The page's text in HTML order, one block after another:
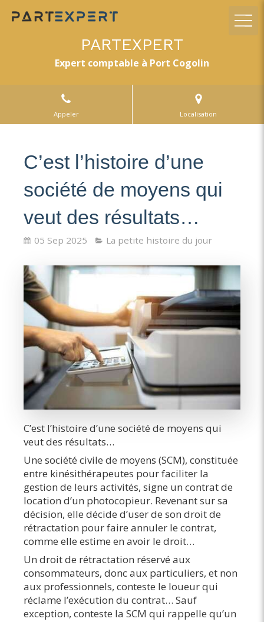
PARTEXPERT
Expert comptable à Port Cogolin
Appeler Localisation
C’est l’histoire d’une
société de moyens qui
veut des résultats…
05 Sep 2025 La petite histoire du jour
C’est l’histoire d’une société de moyens qui
veut des résultats…
Une société civile de moyens (SCM), constituée
entre kinésithérapeutes pour faciliter la
gestion de leurs activités, signe un contrat de
location d’un photocopieur. Revenant sur sa
décision, elle décide d’user de son droit de
rétractation pour faire annuler le contrat,
comme elle estime en avoir le droit…
Un droit de rétractation réservé aux
consommateurs, donc aux particuliers, et non
aux professionnels, conteste le loueur qui
réclame l’exécution du contrat… Sauf
exception, conteste la SCM qui rappelle qu’un